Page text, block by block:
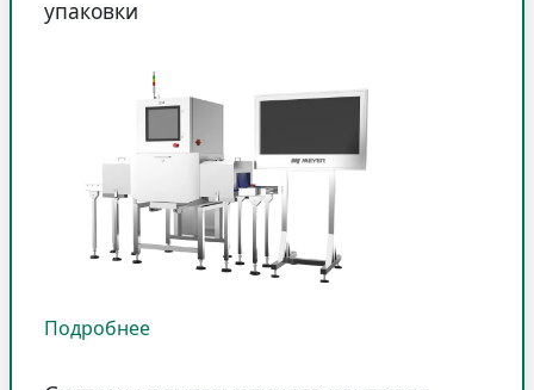
упаковки
Подробнее